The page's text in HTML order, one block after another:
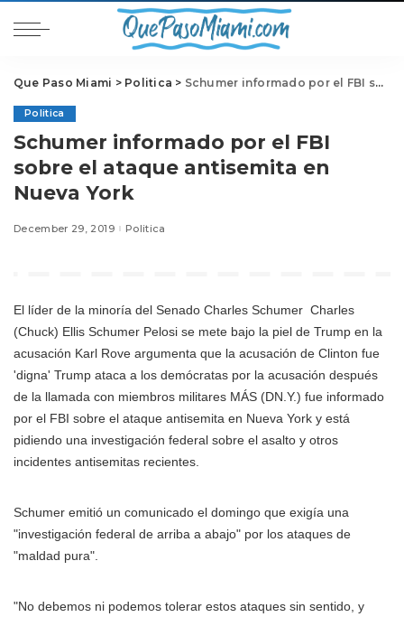
Que Paso Miami > Politica > Schumer informado por el FBI sobre el ataque antisemita en Nueva York
Politica
Schumer informado por el FBI
sobre el ataque antisemita en
Nueva York
December 29, 2019 Politica
El líder de la minoría del Senado Charles Schumer Charles
(Chuck) Ellis Schumer Pelosi se mete bajo la piel de Trump en la
acusación Karl Rove argumenta que la acusación de Clinton fue
'digna' Trump ataca a los demócratas por la acusación después
de la llamada con miembros militares MÁS (DN.Y.) fue informado
por el FBI sobre el ataque antisemita en Nueva York y está
pidiendo una investigación federal sobre el asalto y otros
incidentes antisemitas recientes.
Schumer emitió un comunicado el domingo que exigía una
"investigación federal de arriba a abajo" por los ataques de
"maldad pura".
"No debemos ni podemos tolerar estos ataques sin sentido, y